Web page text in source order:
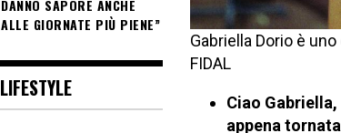
Gabriella Dorio è
FIDAL
Ciao
appena
DANNO SAPORE ANCHE
ALLE GIORNATE PIÙ PIENE”
LIFESTYLE